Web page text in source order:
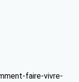
faire-vivre-